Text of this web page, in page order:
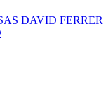
DAVID FERRER